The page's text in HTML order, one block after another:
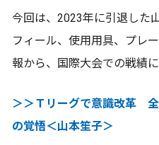
今回は、2023年に引退した
フィール、使用用具、プレ
報から、国際大会での戦績
＞＞Ｔリーグで意識改革
の覚悟＜山本笙子＞